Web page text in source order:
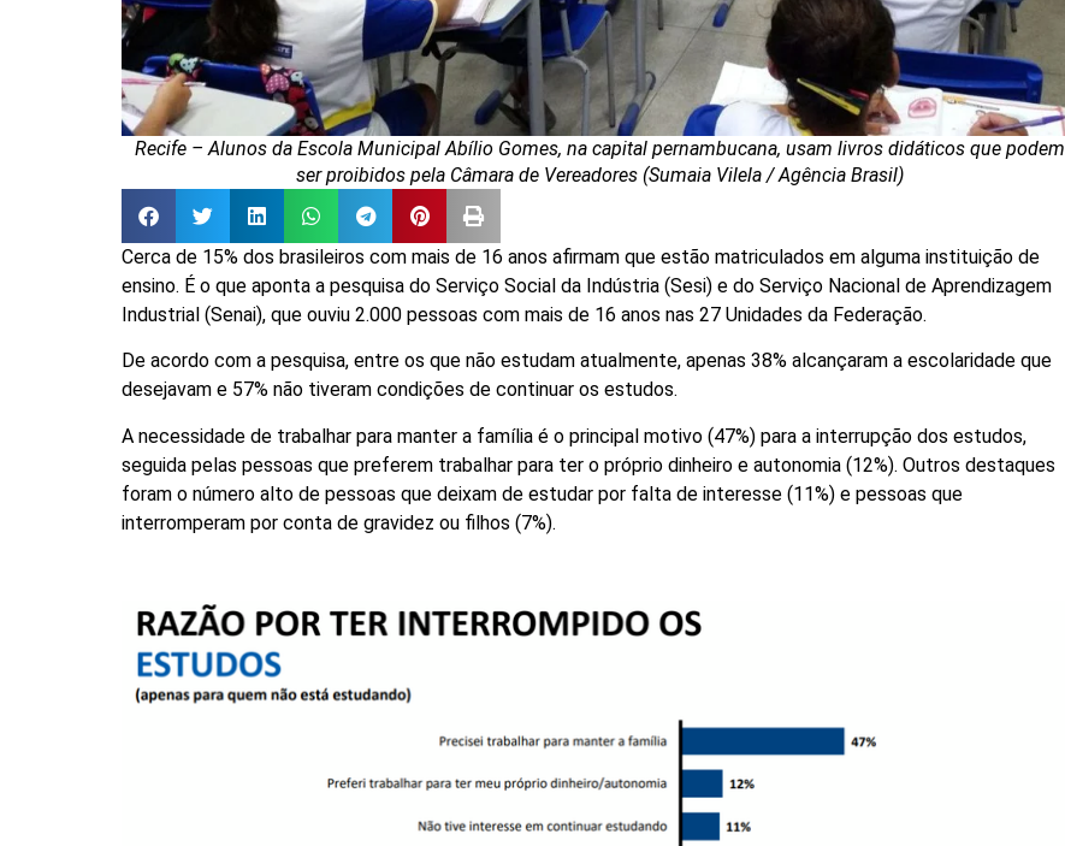
Recife – Alunos da Escola Municipal Abílio Gomes, na capital pernambucana, usam livros didáticos que podem
ser proibidos pela Câmara de Vereadores (Sumaia Vilela / Agência Brasil)
Cerca de 15% dos brasileiros com mais de 16 anos afirmam que estão matriculados em alguma instituição de
ensino. É o que aponta a pesquisa do Serviço Social da Indústria (Sesi) e do Serviço Nacional de Aprendizagem
Industrial (Senai), que ouviu 2.000 pessoas com mais de 16 anos nas 27 Unidades da Federação.
De acordo com a pesquisa, entre os que não estudam atualmente, apenas 38% alcançaram a escolaridade que
desejavam e 57% não tiveram condições de continuar os estudos.
A necessidade de trabalhar para manter a família é o principal motivo (47%) para a interrupção dos estudos,
seguida pelas pessoas que preferem trabalhar para ter o próprio dinheiro e autonomia (12%). Outros destaques
foram o número alto de pessoas que deixam de estudar por falta de interesse (11%) e pessoas que
interromperam por conta de gravidez ou filhos (7%).